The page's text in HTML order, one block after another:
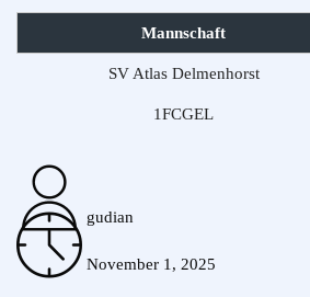
Mannschaft
SV Atlas Delmenhorst
1FCGEL
gudian
November 1, 2025